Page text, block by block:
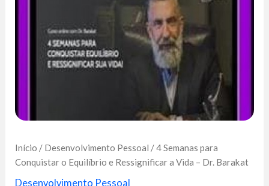
Início / Desenvolvimento Pessoal / 4 Semanas para
Conquistar o Equilíbrio e Ressignificar a Vida – Dr. Barakat
Desenvolvimento Pessoal